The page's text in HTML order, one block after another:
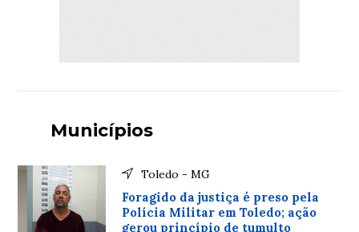
Municípios
Toledo - MG
Foragido da justiça é preso pela
Polícia Militar em Toledo; ação
gerou princípio de tumulto